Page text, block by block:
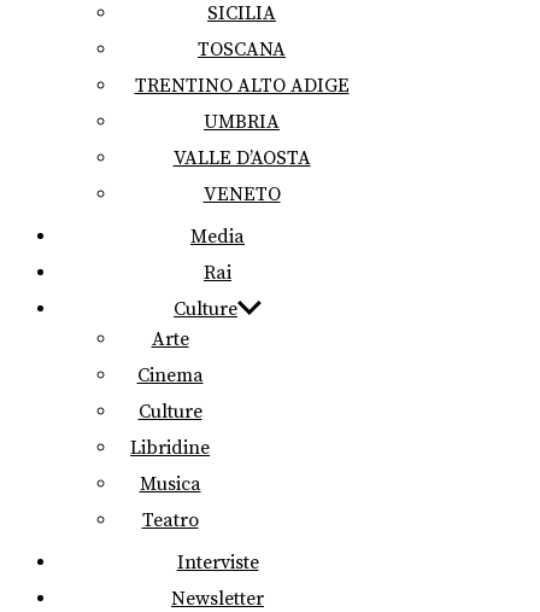
SICILIA
TOSCANA
TRENTINO ALTO ADIGE
UMBRIA
VALLE D’AOSTA
VENETO
Media
Rai
Culture
Arte
Cinema
Culture
Libridine
Musica
Teatro
Interviste
Newsletter